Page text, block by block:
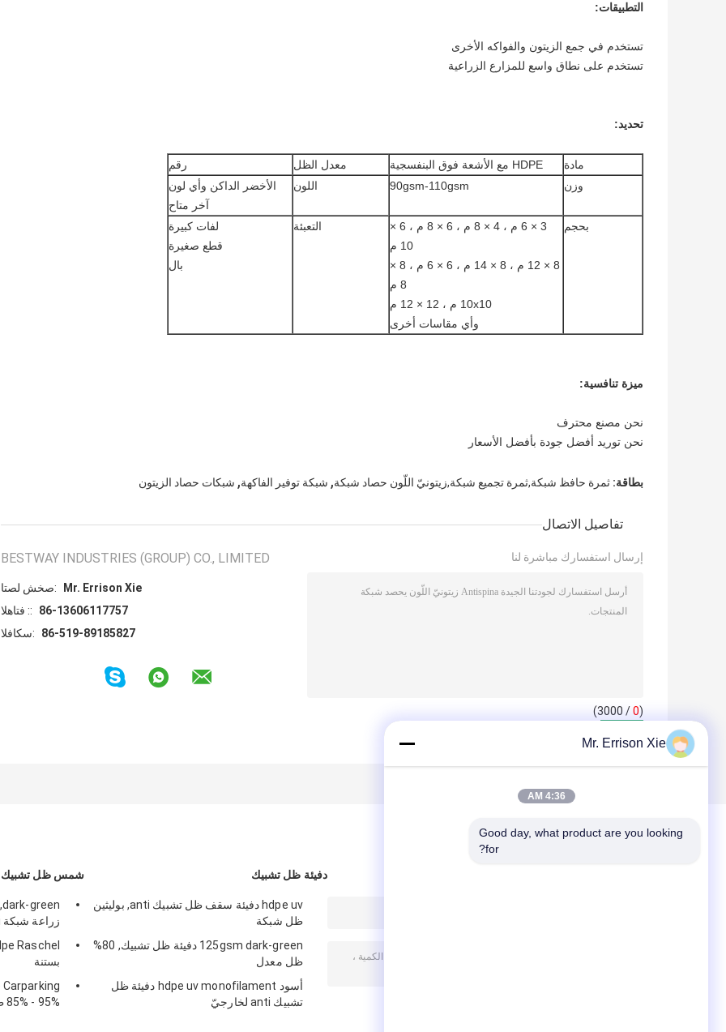
التطبيقات:
تستخدم في جمع الزيتون والفواكه الأخرى
تستخدم على نطاق واسع للمزارع الزراعية
تحديد:
مادة HDPE مع الأشعة فوق البنفسجية معدل الظل
رقم
وزن
90gsm-110gsm اللون
الأخضر الداكن وأي لون
آخر متاح
بحجم
3 × 6 م ، 4 × 8 م ، 6 × 8 م ، 6 ×
10 م
8 × 12 م ، 8 × 14 م ، 6 × 6 م ، 8 ×
8 م
10x10 م ، 12 × 12 م
وأي مقاسات أخرى
التعبئة
لفات كبيرة
قطع صغيرة
بال
ميزة تنافسية:
نحن مصنع محترف
نحن توريد أفضل جودة بأفضل الأسعار
بطاقة: ثمرة حافظ شبكة,ثمرة تجميع شبكة,زيتونيّ اللّون حصاد شبكة, شبكة توفير الفاكهة, شبكات حصاد الزيتون
تفاصيل الاتصال
BESTWAY INDUSTRIES (GROUP) CO., LIMITED
اتصل شخص:
Mr. Errison Xie
الهاتف ::
86-13606117757
الفاكس:
86-519-89185827
إرسال استفسارك مباشرة لنا
(
0
/ 3000)
شمس ظل تشبيك
زراعة شبكة anti
بستنة
85% - 95% ظل معدل يحبك
دفيئة ظل تشبيك
hdpe uv دفيئة سقف ظل تشبيك anti, بوليثين
ظل شبكة
125gsm dark-green دفيئة ظل تشبيك, 80%
ظل معدل
أسود hdpe uv monofilament دفيئة ظل
تشبيك anti لخارجيّ
Mr. Errison Xie
4:36 AM
Good day, what product are you looking
for?